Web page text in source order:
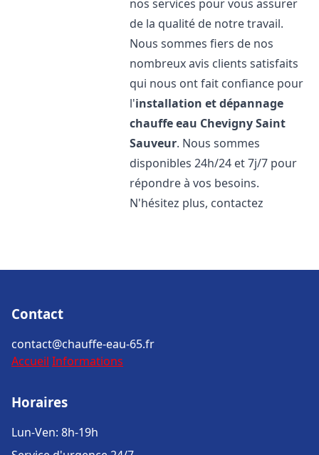
nos services pour vous assurer
de la qualité de notre travail.
Nous sommes fiers de nos
nombreux avis clients satisfaits
qui nous ont fait confiance pour
l'installation et dépannage
chauffe eau Chevigny Saint
Sauveur. Nous sommes
disponibles 24h/24 et 7j/7 pour
répondre à vos besoins.
N'hésitez plus, contactez
Contact
contact@chauffe-eau-65.fr
Accueil Informations
Horaires
Lun-Ven: 8h-19h